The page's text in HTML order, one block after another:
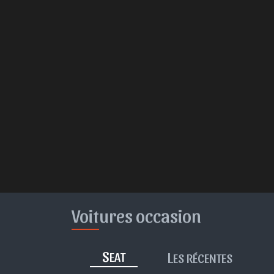
Voitures occasion
SEAT L ES RÉCENTES